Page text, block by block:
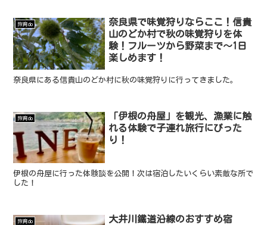
旅育do
奈良県で味覚狩りならここ！信貴
山のどか村で秋の味覚狩りを体
験！フルーツから野菜まで〜1日
楽しめます！
奈良県にある信貴山のどか村に秋の味覚狩りに行ってきました。
旅育do
「伊根の舟屋」を観光、漁業に触
れる体験で子連れ旅行にぴった
り！
伊根の舟屋に行った体験談を公開！次は宿泊したいくらい素敵な所で
した！
旅育do 大井川鐵道沿線のおすすめ宿